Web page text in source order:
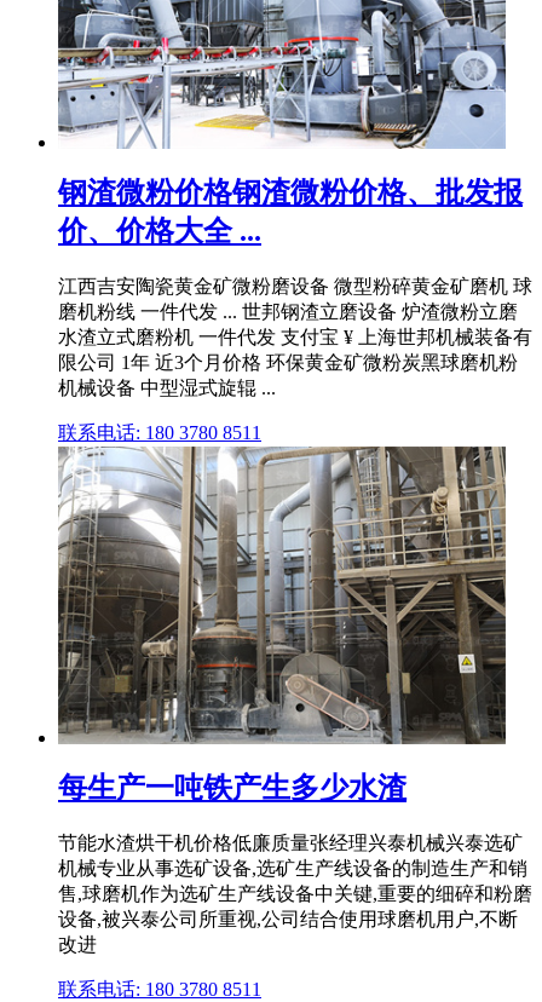
钢渣微粉价格钢渣微粉价格、批发报
价、价格大全 ...
江西吉安陶瓷黄金矿微粉磨设备 微型粉碎黄金矿磨机 球
磨机粉线 一件代发 ... 世邦钢渣立磨设备 炉渣微粉立磨
水渣立式磨粉机 一件代发 支付宝 ¥ 上海世邦机械装备有
限公司 1年 近3个月价格 环保黄金矿微粉炭黑球磨机粉
机械设备 中型湿式旋辊 ...
联系电话: 180 3780 8511
每生产一吨铁产生多少水渣
节能水渣烘干机价格低廉质量张经理兴泰机械兴泰选矿
机械专业从事选矿设备,选矿生产线设备的制造生产和销
售,球磨机作为选矿生产线设备中关键,重要的细碎和粉磨
设备,被兴泰公司所重视,公司结合使用球磨机用户,不断
改进
联系电话: 180 3780 8511